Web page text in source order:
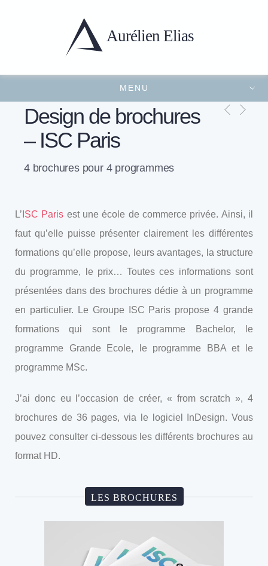
Aurélien Elias
MENU
FERMER LE MENU
Portfolio
Présentation
Projets récentsDesign de brochures
– ISC Paris
4 brochures pour 4 programmes
L’ ISC Paris est une école de commerce privée. Ainsi, il
faut qu’elle puisse présenter clairement les différentes
formations qu’elle propose, leurs avantages, la structure
du programme, le prix… Toutes ces informations sont
présentées dans des brochures dédie à un programme
en particulier. Le Groupe ISC Paris propose 4 grande
formations qui sont le programme Bachelor, le
programme Grande Ecole, le programme BBA et le
programme MSc.
J’ai donc eu l’occasion de créer, « from scratch », 4
brochures de 36 pages, via le logiciel InDesign. Vous
pouvez consulter ci-dessous les différents brochures au
format HD.
LES BROCHURES